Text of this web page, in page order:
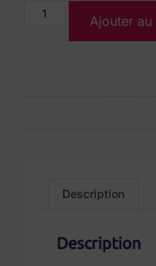
Ajouter au
Description
Description